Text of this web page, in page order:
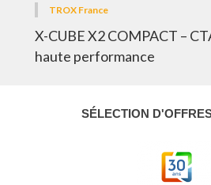
TROX France
X-CUBE X2 COMPACT –
haute performance
SÉLECTION